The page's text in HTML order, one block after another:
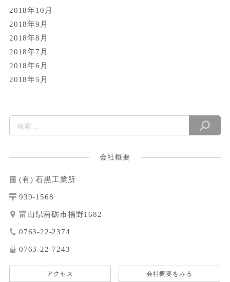
2018年10月
2018年9月
2018年8月
2018年7月
2018年6月
2018年5月
会社概要
(有) 石黒工業所
939-1568
富山県南砺市福野1682
0763-22-2374
0763-22-7243
アクセス 会社概要をみる